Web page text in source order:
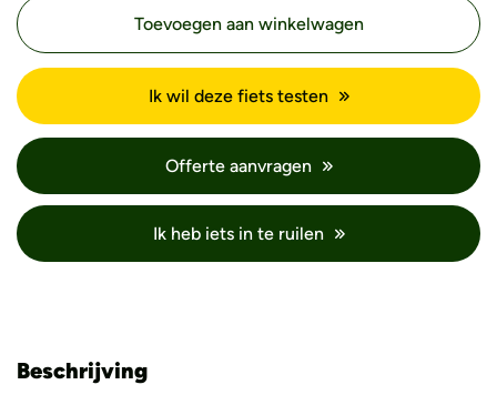
Toevoegen aan winkelwagen
Ik wil deze fiets testen
Offerte aanvragen
Ik heb iets in te ruilen
Beschrijving